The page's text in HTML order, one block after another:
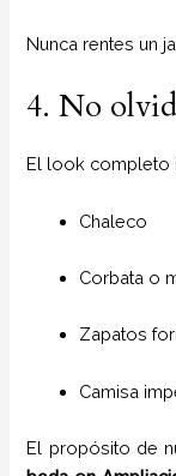
Nunca rentes un
4. No
El look completo
Chaleco
Corbata o
Zapatos
Camisa
El propósito de